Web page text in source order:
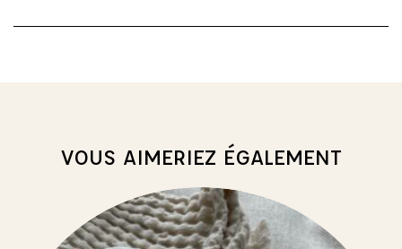
VOUS AIMERIEZ ÉGALEMENT